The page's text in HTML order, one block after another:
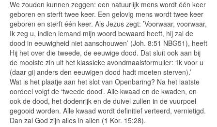
We zouden kunnen zeggen: een natuurlijk mens wordt één keer
geboren en sterft twee keer. Een gelovig mens wordt twee keer
geboren en sterft één keer. Als Jezus zegt: ’Voorwaar, voorwaar,
Ik zeg u, indien iemand mijn woord bewaard heeft, hij zal de
dood in eeuwigheid niet aanschouwen’ (Joh. 8:51 NBG51), heeft
Hij het over die tweede, de eeuwige dood. Dat sluit ook aan bij
de mooiste zin uit het klassieke avondmaalsformulier: ‘Ik voor u
(daar gij anders den eeuwigen dood hadt moeten sterven).’
Wat is het plaatje aan het slot van Openbaring? Na het laatste
oordeel volgt de ‘tweede dood’. Alle kwaad en de kwaden, en
ook de dood, het dodenrijk en de duivel zullen in de vuurpoel
gegooid worden. Alle kwaad wordt definitief verteerd, vernietigd.
Dan zal God zijn alles in allen (1 Kor. 15:28).